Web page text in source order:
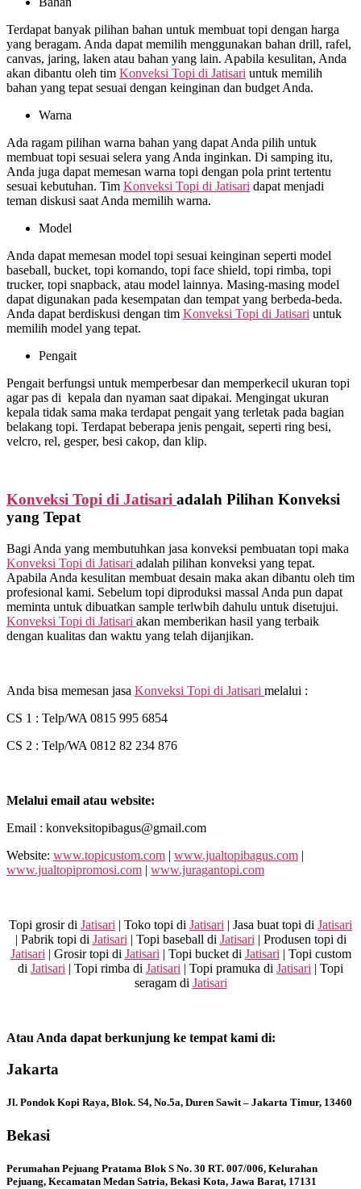
Terdapat banyak pilihan bahan untuk membuat topi dengan harga
yang beragam. Anda dapat memilih menggunakan bahan drill, rafel,
canvas, jaring, laken atau bahan yang lain. Apabila kesulitan, Anda
akan dibantu oleh tim Konveksi Topi di Jatisari untuk memilih
bahan yang tepat sesuai dengan keinginan dan budget Anda.
Warna
Ada ragam pilihan warna bahan yang dapat Anda pilih untuk
membuat topi sesuai selera yang Anda inginkan. Di samping itu,
Anda juga dapat memesan warna topi dengan pola print tertentu
sesuai kebutuhan. Tim Konveksi Topi di Jatisari dapat menjadi
teman diskusi saat Anda memilih warna.
Model
Anda dapat memesan model topi sesuai keinginan seperti model
baseball, bucket, topi komando, topi face shield, topi rimba, topi
trucker, topi snapback, atau model lainnya. Masing-masing model
dapat digunakan pada kesempatan dan tempat yang berbeda-beda.
Anda dapat berdiskusi dengan tim Konveksi Topi di Jatisari untuk
memilih model yang tepat.
Pengait
Pengait berfungsi untuk memperbesar dan memperkecil ukuran topi
agar pas di kepala dan nyaman saat dipakai. Mengingat ukuran
kepala tidak sama maka terdapat pengait yang terletak pada bagian
belakang topi. Terdapat beberapa jenis pengait, seperti ring besi,
velcro, rel, gesper, besi cakop, dan klip.
Konveksi Topi di Jatisari adalah Pilihan Konveksi
yang Tepat
Bagi Anda yang membutuhkan jasa konveksi pembuatan topi maka
Konveksi Topi di Jatisari adalah pilihan konveksi yang tepat.
Apabila Anda kesulitan membuat desain maka akan dibantu oleh tim
profesional kami. Sebelum topi diproduksi massal Anda pun dapat
meminta untuk dibuatkan sample terlwbih dahulu untuk disetujui.
Konveksi Topi di Jatisari akan memberikan hasil yang terbaik
dengan kualitas dan waktu yang telah dijanjikan.
Anda bisa memesan jasa Konveksi Topi di Jatisari melalui :
CS 1 : Telp/WA 0815 995 6854
CS 2 : Telp/WA 0812 82 234 876
Melalui email atau website:
Email : konveksitopibagus@gmail.com
Website: www.topicustom.com | www.jualtopibagus.com |
www.jualtopipromosi.com | www.juragantopi.com
Topi grosir di Jatisari | Toko topi di Jatisari | Jasa buat topi di Jatisari
| Pabrik topi di Jatisari | Topi baseball di Jatisari | Produsen topi di
Jatisari | Grosir topi di Jatisari | Topi bucket di Jatisari | Topi custom
di Jatisari | Topi rimba di Jatisari | Topi pramuka di Jatisari | Topi
seragam di Jatisari
Atau Anda dapat berkunjung ke tempat kami di:
Jakarta
Jl. Pondok Kopi Raya, Blok. S4, No.5a, Duren Sawit – Jakarta Timur, 13460
Bekasi
Perumahan Pejuang Pratama Blok S No. 30 RT. 007/006, Kelurahan
Pejuang, Kecamatan Medan Satria, Bekasi Kota, Jawa Barat, 17131